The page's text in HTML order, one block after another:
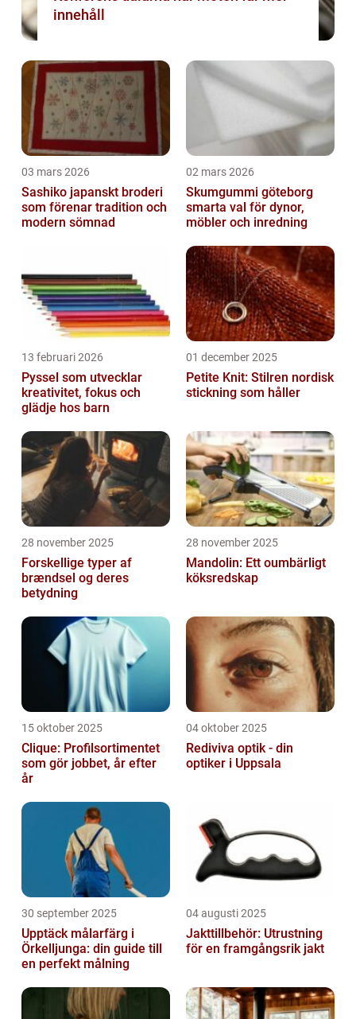
innehåll
03 mars 2026
Sashiko japanskt broderi
som förenar tradition och
modern sömnad
02 mars 2026
Skumgummi göteborg
smarta val för dynor,
möbler och inredning
13 februari 2026
Pyssel som utvecklar
kreativitet, fokus och
glädje hos barn
01 december 2025
Petite Knit: Stilren nordisk
stickning som håller
28 november 2025
Forskellige typer af
brændsel og deres
betydning
28 november 2025
Mandolin: Ett oumbärligt
köksredskap
15 oktober 2025
Clique: Profilsortimentet
som gör jobbet, år efter
år
04 oktober 2025
Rediviva optik - din
optiker i Uppsala
30 september 2025
Upptäck målarfärg i
Örkelljunga: din guide till
en perfekt målning
04 augusti 2025
Jakttillbehör: Utrustning
för en framgångsrik jakt